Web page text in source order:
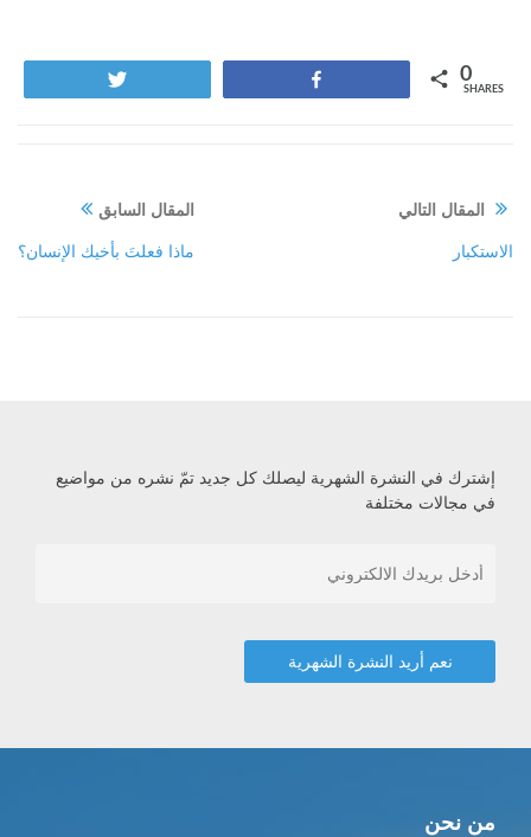
0
SHARES
المقال السابق
ماذا فعلتَ بأخيك الإنسان؟
المقال التالي
الاستكبار
إشترك في النشرة الشهرية ليصلك كل جديد تمّ نشره من مواضيع
في مجالات مختلفة
من نحن